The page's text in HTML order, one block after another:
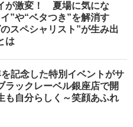
が激変！ 夏場に気にな
”や“ベタつき”を解消す
スペシャリスト”が生み出
は
記念した特別イベントがサ
ラックレーベル銀座店で開
自分らしく～笑顔あふれ